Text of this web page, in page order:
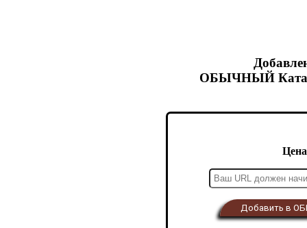
ОБЫЧНЫЙ